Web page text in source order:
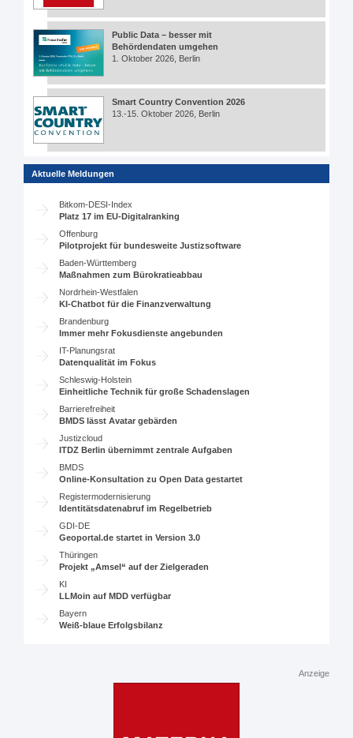
Public Data – besser mit
Behördendaten umgehen
1. Oktober 2026, Berlin
Smart Country Convention 2026
13.-15. Oktober 2026, Berlin
Aktuelle Meldungen
Bitkom-DESI-Index
Platz 17 im EU-Digitalranking
Offenburg
Pilotprojekt für bundesweite Justizsoftware
Baden-Württemberg
Maßnahmen zum Bürokratieabbau
Nordrhein-Westfalen
KI-Chatbot für die Finanzverwaltung
Brandenburg
Immer mehr Fokusdienste angebunden
IT-Planungsrat
Datenqualität im Fokus
Schleswig-Holstein
Einheitliche Technik für große Schadenslagen
Barrierefreiheit
BMDS lässt Avatar gebärden
Justizcloud
ITDZ Berlin übernimmt zentrale Aufgaben
BMDS
Online-Konsultation zu Open Data gestartet
Registermodernisierung
Identitätsdatenabruf im Regelbetrieb
GDI-DE
Geoportal.de startet in Version 3.0
Thüringen
Projekt „Amsel“ auf der Zielgeraden
KI
LLMoin auf MDD verfügbar
Bayern
Weiß-blaue Erfolgsbilanz
Anzeige